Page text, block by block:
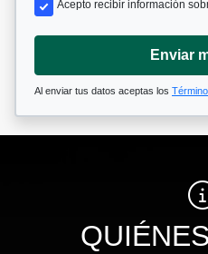
Acepto recibir información
Enviar
Al enviar tus datos aceptas los